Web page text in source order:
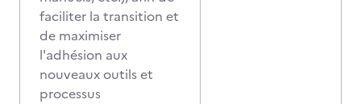
faciliter la transition et
de maximiser
l'adhésion aux
nouveaux outils et
processus